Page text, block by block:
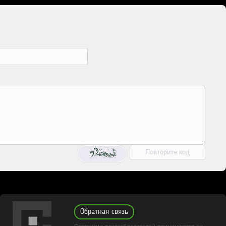
Обратная связь